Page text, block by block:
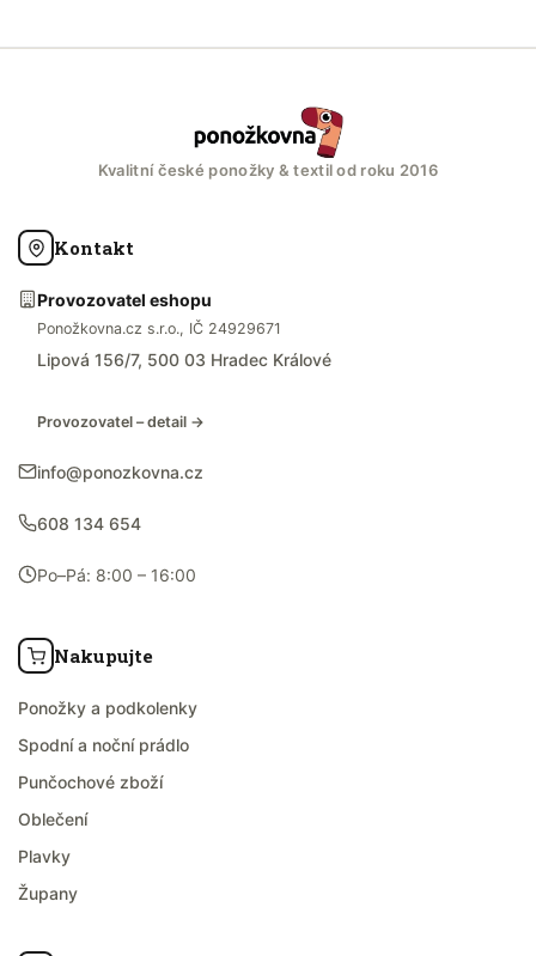
Kvalitní české ponožky & textil od roku 2016
Kontakt
Provozovatel eshopu
Ponožkovna.cz s.r.o., IČ 24929671
Lipová 156/7, 500 03 Hradec Králové
Provozovatel – detail →
info@ponozkovna.cz
608 134 654
Po–Pá: 8:00 – 16:00
Nakupujte
Ponožky a podkolenky
Spodní a noční prádlo
Punčochové zboží
Oblečení
Plavky
Župany